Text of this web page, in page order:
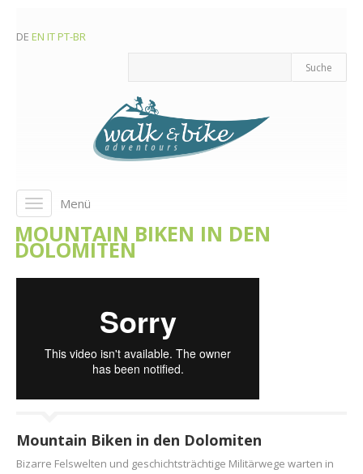
DE EN IT PT-BR
Toggle
navigation
Menü
MOUNTAIN BIKEN IN DEN
DOLOMITEN
Mountain Biken in den Dolomiten
Bizarre Felswelten und geschichtsträchtige Militärwege warten in